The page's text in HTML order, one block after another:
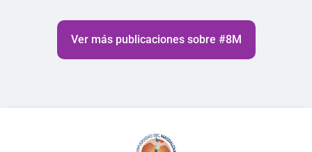
Ver más publicaciones sobre #8M